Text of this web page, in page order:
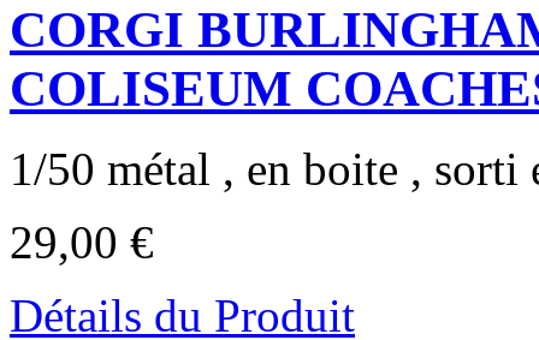
CORGI
COLISEUM
1/50 métal , en boite , sorti
29,00 €
Détails du Produit